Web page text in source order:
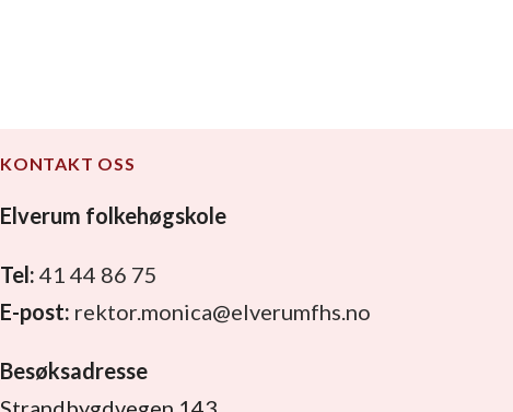
KONTAKT OSS
Elverum folkehøgskole
Tel: 41 44 86 75
E-post: rektor.monica@elverumfhs.no
Besøksadresse